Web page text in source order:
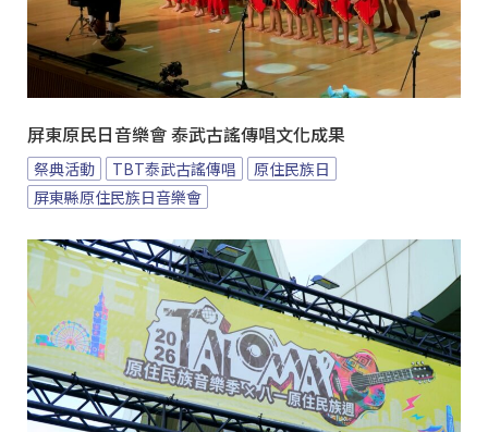
屏東原民日音樂會 泰武古謠傳唱文化成果
祭典活動 TBT泰武古謠傳唱
原住民族日
屏東縣原住民族日音樂會